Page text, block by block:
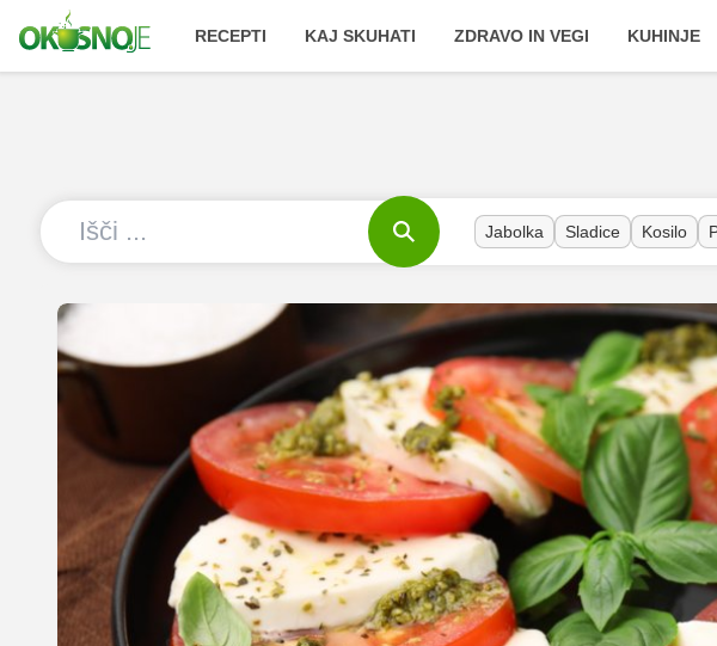
RECEPTI KAJ SKUHATI ZDRAVO IN VEGI KUHINJE
Jabolka Sladice Kosilo